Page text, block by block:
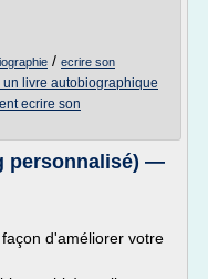
/ ecrire son
livre autobiographique
ecrire son
personnalisé) —
d'améliorer votre